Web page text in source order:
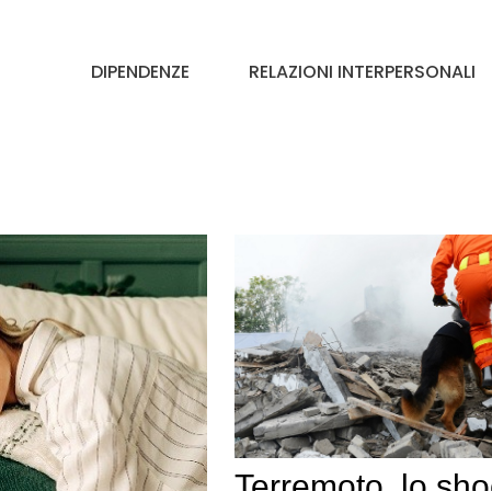
DIPENDENZE RELAZIONI INTERPERSONALI